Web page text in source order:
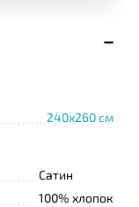
240x260 см
Сатин
100% хлопок